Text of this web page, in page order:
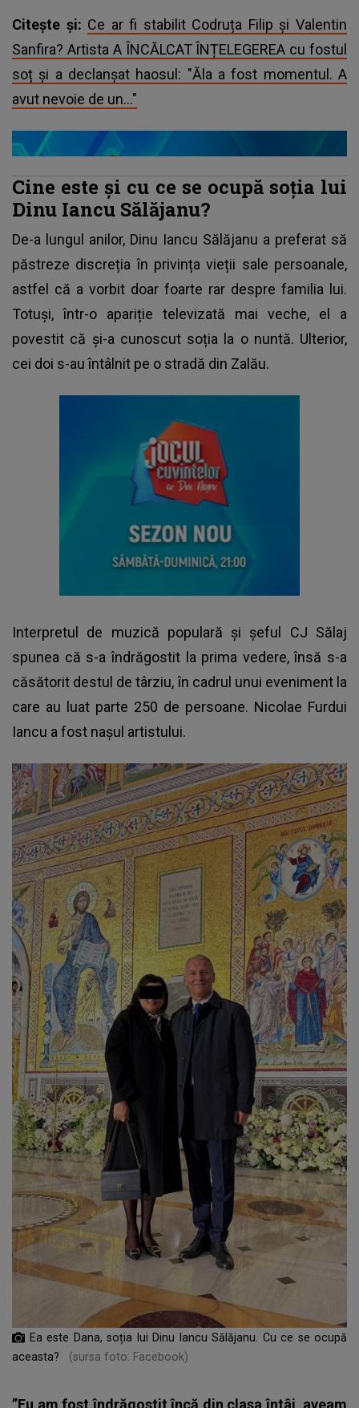
Citește și: Ce ar fi stabilit Codruța Filip și Valentin
Sanfira? Artista A ÎNCĂLCAT ÎNȚELEGEREA cu fostul
soț și a declanșat haosul: "Ăla a fost momentul. A
avut nevoie de un..."
Cine este și cu ce se ocupă soția lui
Dinu Iancu Sălăjanu?
De-a lungul anilor, Dinu Iancu Sălăjanu a preferat să
păstreze discreția în privința vieții sale persoanale,
astfel că a vorbit doar foarte rar despre familia lui.
Totuși, într-o apariție televizată mai veche, el a
povestit că și-a cunoscut soția la o nuntă. Ulterior,
cei doi s-au întâlnit pe o stradă din Zalău.
Interpretul de muzică populară și șeful CJ Sălaj
spunea că s-a îndrăgostit la prima vedere, însă s-a
căsătorit destul de târziu, în cadrul unui eveniment la
care au luat parte 250 de persoane. Nicolae Furdui
Iancu a fost nașul artistului.
Ea este Dana, soția lui Dinu Iancu Sălăjanu. Cu ce se ocupă
aceasta?
(sursa foto: Facebook)
”Eu am fost îndrăgostit încă din clasa întâi, aveam